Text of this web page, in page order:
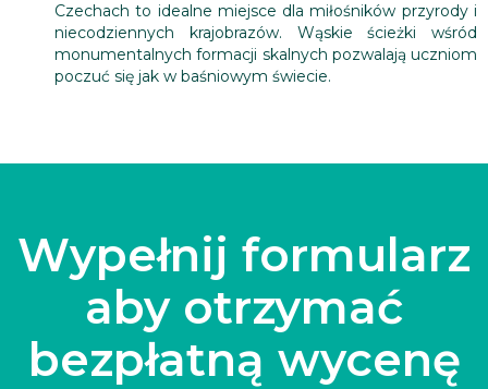
Czechach to idealne miejsce dla miłośników przyrody i
niecodziennych krajobrazów. Wąskie ścieżki wśród
monumentalnych formacji skalnych pozwalają uczniom
poczuć się jak w baśniowym świecie.
Wypełnij formularz
aby otrzymać
bezpłatną wycenę